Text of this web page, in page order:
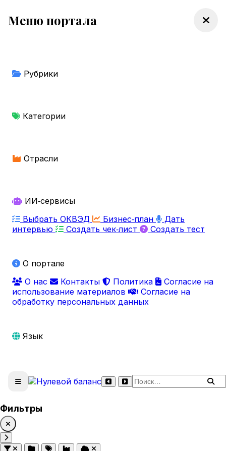
Меню портала
Рубрики
Категории
Отрасли
ИИ‑сервисы
Выбрать ОКВЭД
Бизнес‑план
Дать
интервью
Создать чек‑лист Создать тест
О портале
О нас
Контакты Политика
Согласие на
использование материалов
Согласие на
обработку персональных данных
Язык
Поиск по сайту
Фильтры